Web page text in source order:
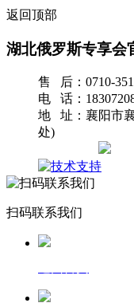
返回顶部
湖北俄罗斯专享会
售 后：0710-
电 话：
地 址：襄阳市
处)
扫码联系我们